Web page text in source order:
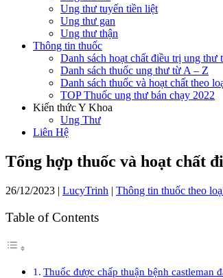
Ung thư tuyến tiền liệt
Ung thư gan
Ung thư thận
Thông tin thuốc
Danh sách hoạt chất điều trị ung thư
Danh sách thuốc ung thư từ A – Z
Danh sách thuốc và hoạt chất theo
TOP Thuốc ung thư bán chạy 2022
Kiến thức Y Khoa
Ung Thư
Liên Hệ
Tổng hợp thuốc và hoạt chất
26/12/2023 | LucyTrinh | Thông tin thuốc theo
Table of Contents
Thuốc được chấp thuận bệnh castleman